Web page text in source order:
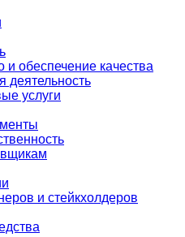
и обеспечение качества
деятельность
услуги
и стейкхолдеров